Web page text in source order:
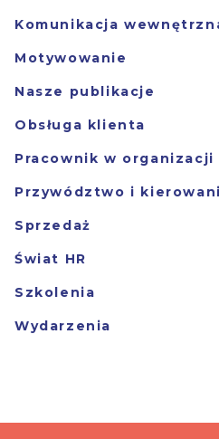
Komunikacja
Motywowanie
Nasze publikacje
Obsługa klienta
Pracownik w organizacji
Przywództwo i
Sprzedaż
Świat HR
Szkolenia
Wydarzenia